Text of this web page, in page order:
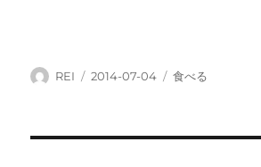
投
REI
投
2014-07-04
カ
食べる